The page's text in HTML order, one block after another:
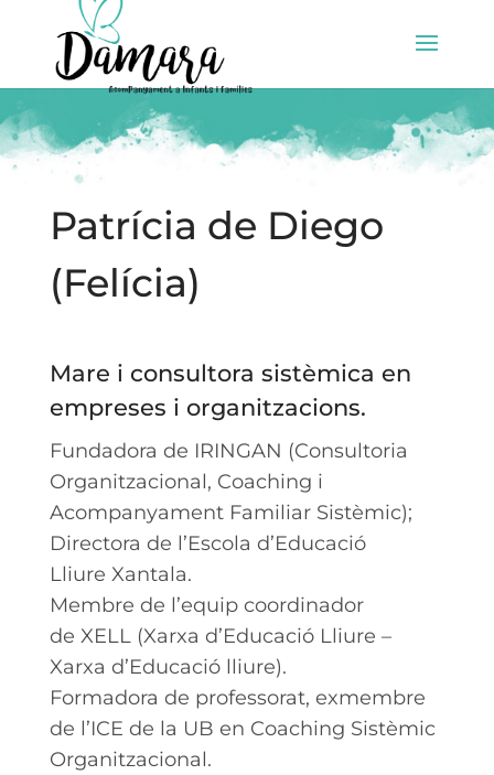
Patrícia de Diego
(Felícia)
Mare i consultora sistèmica en
empreses i organitzacions.
Fundadora de IRINGAN (Consultoria
Organitzacional, Coaching i
Acompanyament Familiar Sistèmic);
Directora de l’Escola d’Educació
Lliure Xantala.
Membre de l’equip coordinador
de XELL (Xarxa d’Educació Lliure –
Xarxa d’Educació lliure).
Formadora de professorat, exmembre
de l’ICE de la UB en Coaching Sistèmic
Organitzacional.